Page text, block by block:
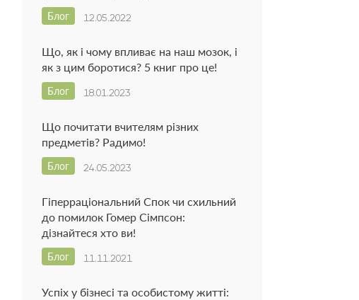
12.05.2022
Блог
Що, як і чому впливає на наш мозок, і
як з цим боротися? 5 книг про це!
18.01.2023
Блог
Що почитати вчителям різних
предметів? Радимо!
24.05.2023
Блог
Гіперраціональний Спок чи схильний
до помилок Гомер Сімпсон:
дізнайтеся хто ви!
11.11.2021
Блог
Успіх у бізнесі та особистому житті: